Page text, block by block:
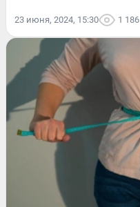
23 июня, 2024, 15:30 1 186